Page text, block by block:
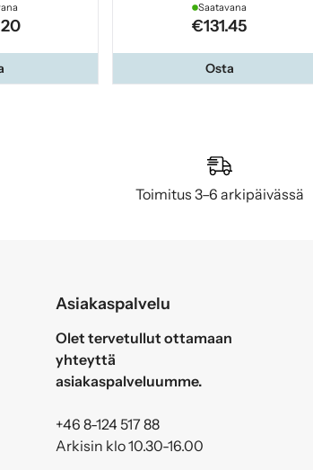
Saatavana
€131.45
Osta
Toimitus 3–6 arkipäivässä
Asiakaspalvelu
Olet tervetullut ottamaan
yhteyttä
asiakaspalveluumme.
+46 8-124 517 88
Arkisin klo 10.30-16.00